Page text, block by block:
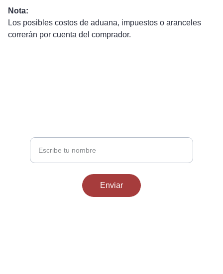
Nota:
Los posibles costos de aduana, impuestos o aranceles
correrán por cuenta del comprador.
Enviar